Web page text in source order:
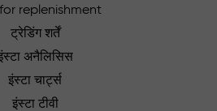
replenishment
ट्रेडिंग शर्तें
अनैलिसिस
इंस्टा चार्ट्स
इंस्टा टीवी